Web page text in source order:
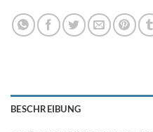
BESCHREIBUNG